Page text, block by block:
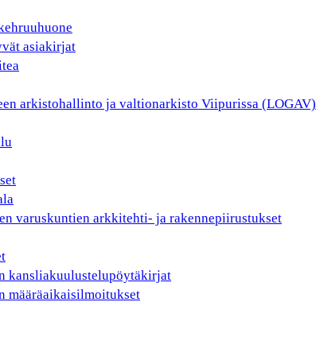
asiakirjat
arkistohallinto ja valtionarkisto Viipurissa (LOGAV)
varuskuntien arkkitehti- ja rakennepiirustukset
kansliakuulustelupöytäkirjat
määräaikaisilmoitukset